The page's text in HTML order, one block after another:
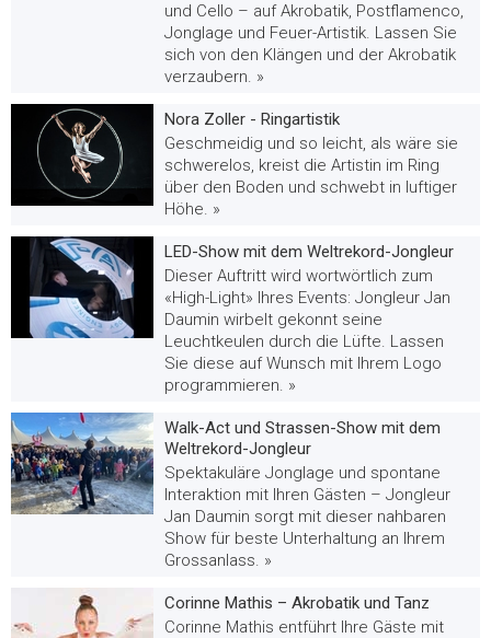
und Cello – auf Akrobatik, Postflamenco,
Jonglage und Feuer-Artistik. Lassen Sie
sich von den Klängen und der Akrobatik
verzaubern. »
Nora Zoller - Ringartistik
Geschmeidig und so leicht, als wäre sie
schwerelos, kreist die Artistin im Ring
über den Boden und schwebt in luftiger
Höhe. »
LED-Show mit dem Weltrekord-Jongleur
Dieser Auftritt wird wortwörtlich zum
«High-Light» Ihres Events: Jongleur Jan
Daumin wirbelt gekonnt seine
Leuchtkeulen durch die Lüfte. Lassen
Sie diese auf Wunsch mit Ihrem Logo
programmieren. »
Walk-Act und Strassen-Show mit dem
Weltrekord-Jongleur
Spektakuläre Jonglage und spontane
Interaktion mit Ihren Gästen – Jongleur
Jan Daumin sorgt mit dieser nahbaren
Show für beste Unterhaltung an Ihrem
Grossanlass. »
Corinne Mathis – Akrobatik und Tanz
Corinne Mathis entführt Ihre Gäste mit